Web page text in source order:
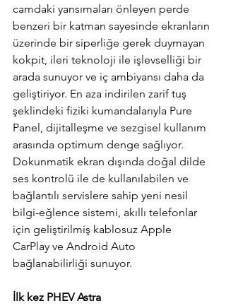
camdaki yansımaları önleyen perde
benzeri bir katman sayesinde ekranların
üzerinde bir siperliğe gerek duymayan
kokpit, ileri teknoloji ile işlevselliği bir
arada sunuyor ve iç ambiyansı daha da
geliştiriyor. En aza indirilen zarif tuş
şeklindeki fiziki kumandalarıyla Pure
Panel, dijitalleşme ve sezgisel kullanım
arasında optimum denge sağlıyor.
Dokunmatik ekran dışında doğal dilde
ses kontrolü ile de kullanılabilen ve
bağlantılı servislere sahip yeni nesil
bilgi-eğlence sistemi, akıllı telefonlar
için geliştirilmiş kablosuz Apple
CarPlay ve Android Auto
bağlanabilirliği sunuyor.
İlk kez PHEV Astra